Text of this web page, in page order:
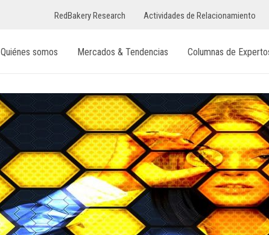
RedBakery Research Actividades de Relacionamiento
Quiénes somos Mercados & Tendencias Columnas de